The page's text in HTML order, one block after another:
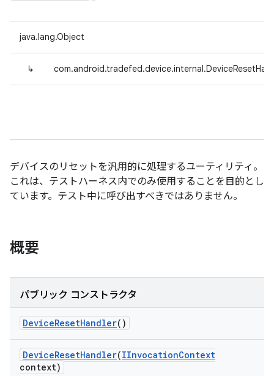
java.lang.Object
↳
デバイスのリセットを汎用的に処理するユーティリティ。
これは、テストハーネス内でのみ使用することを目的とし
ています。テスト中に呼び出すべきではありません。
概要
パブリック コンストラクタ
DeviceResetHandler()
DeviceResetHandler(IInvocationContext
context)